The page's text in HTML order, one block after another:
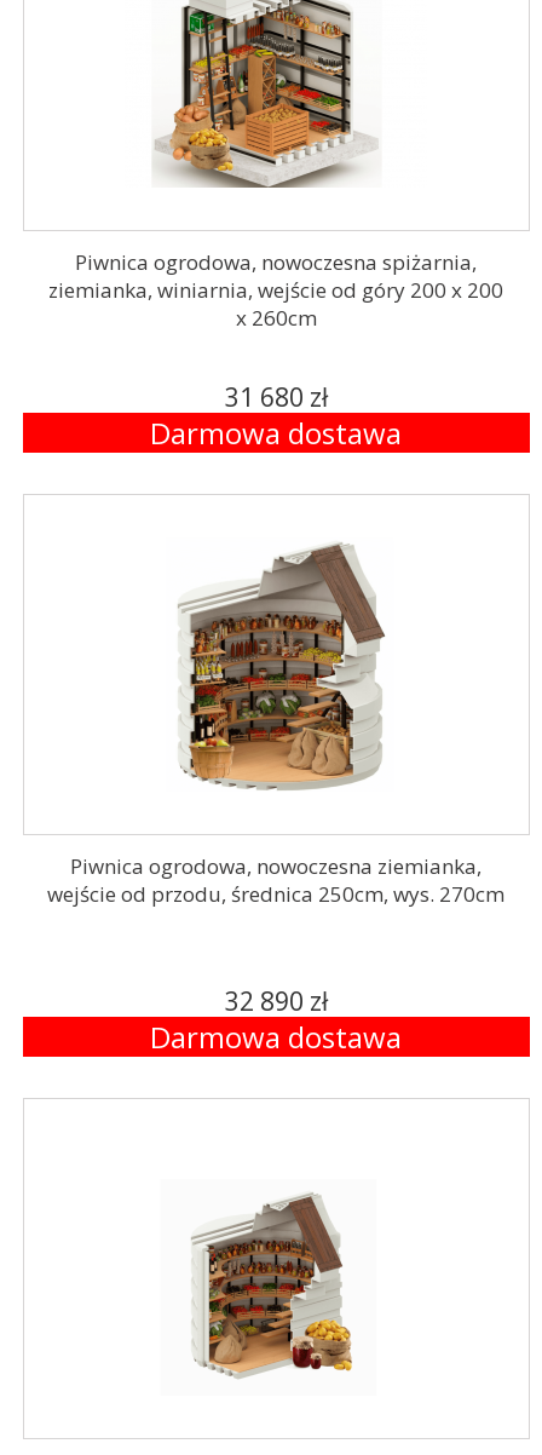
Piwnica ogrodowa, nowoczesna spiżarnia,
ziemianka, winiarnia, wejście od góry 200 x 200
x 260cm
31 680 zł
Darmowa dostawa
Piwnica ogrodowa, nowoczesna ziemianka,
wejście od przodu, średnica 250cm, wys. 270cm
32 890 zł
Darmowa dostawa